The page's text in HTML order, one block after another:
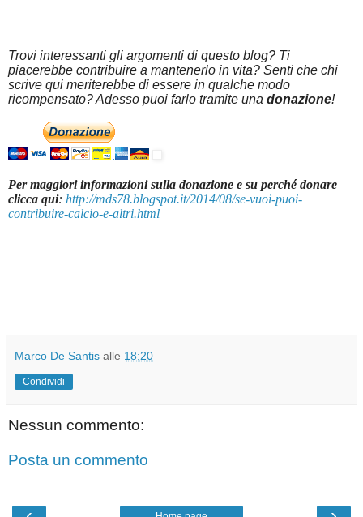
Trovi interessanti gli argomenti di questo blog? Ti
piacerebbe contribuire a mantenerlo in vita? Senti che chi
scrive qui meriterebbe di essere in qualche modo
ricompensato? Adesso puoi farlo tramite una donazione!
Per maggiori informazioni sulla donazione e su perché donare
clicca qui: http://mds78.blogspot.it/2014/08/se-vuoi-puoi-
contribuire-calcio-e-altri.html
Marco De Santis alle 18:20
Condividi
Nessun commento:
Posta un commento